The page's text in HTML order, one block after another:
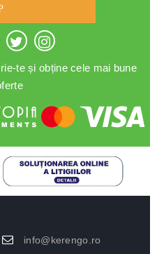
te și obține cele mai bune
info@kerengo.ro